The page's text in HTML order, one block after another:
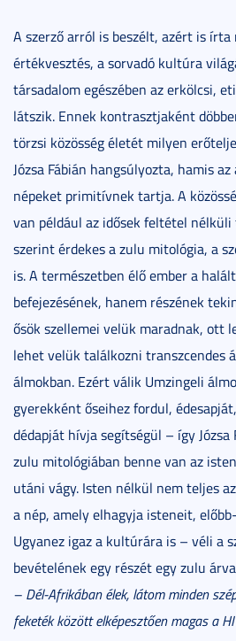
A szerző arról is beszélt, azért is
értékvesztés, a sorvadó kultúra
társadalom egészében az erkölcsi,
látszik. Ennek kontrasztjaként
törzsi közösség életét milyen
Józsa Fábián hangsúlyozta, hamis
népeket primitívnek tartja. A
van például az idősek feltétel
szerint érdekes a zulu mitológia, a
is. A természetben élő ember a
befejezésének, hanem részének
ősök szellemei velük maradnak, ott
lehet velük találkozni transzcendes
álmokban. Ezért válik Umzingeli
gyerekként őseihez fordul,
dédapját hívja segítségül – így Józsa
zulu mitológiában benne van az
utáni vágy. Isten nélkül nem teljes
a nép, amely elhagyja isteneit,
Ugyanez igaz a kultúrára is – véli a
bevételének egy részét egy zulu
– Dél-Afrikában élek, látom minden
feketék között elképesztően magas a